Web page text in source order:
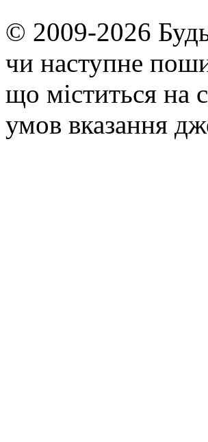
© 2009-2026
чи наступне
що мiститься на
умов вказання